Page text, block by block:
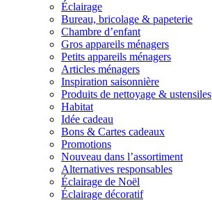
Éclairage
Bureau, bricolage & papeterie
Chambre d’enfant
Gros appareils ménagers
Petits appareils ménagers
Articles ménagers
Inspiration saisonnière
Produits de nettoyage & ustensiles
Habitat
Idée cadeau
Bons & Cartes cadeaux
Promotions
Nouveau dans l’assortiment
Alternatives responsables
Éclairage de Noël
Éclairage décoratif